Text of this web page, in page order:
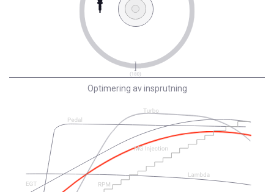
Optimering av insprutning